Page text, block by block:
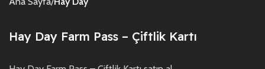
Hay Day Farm Pass – Çiftlik Kartı